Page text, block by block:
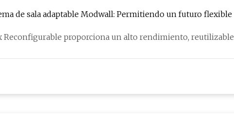
de sala adaptable Modwall: Permitiendo un futuro
trabajo
Reconfigurable proporciona un alto rendimiento, reutilizable